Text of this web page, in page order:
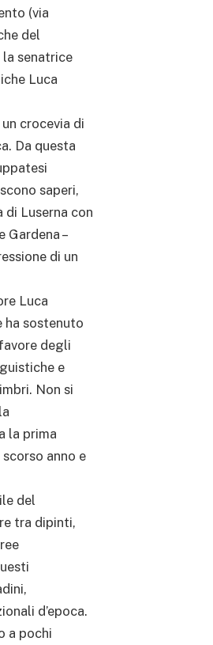
(via
del
senatrice
Luca
crocevia di
Da questa
saperi,
Luserna con
Gardena –
di un
Luca
ha sostenuto
degli
e
Non si
la prima
anno e
del
tra dipinti,
d’epoca.
a pochi